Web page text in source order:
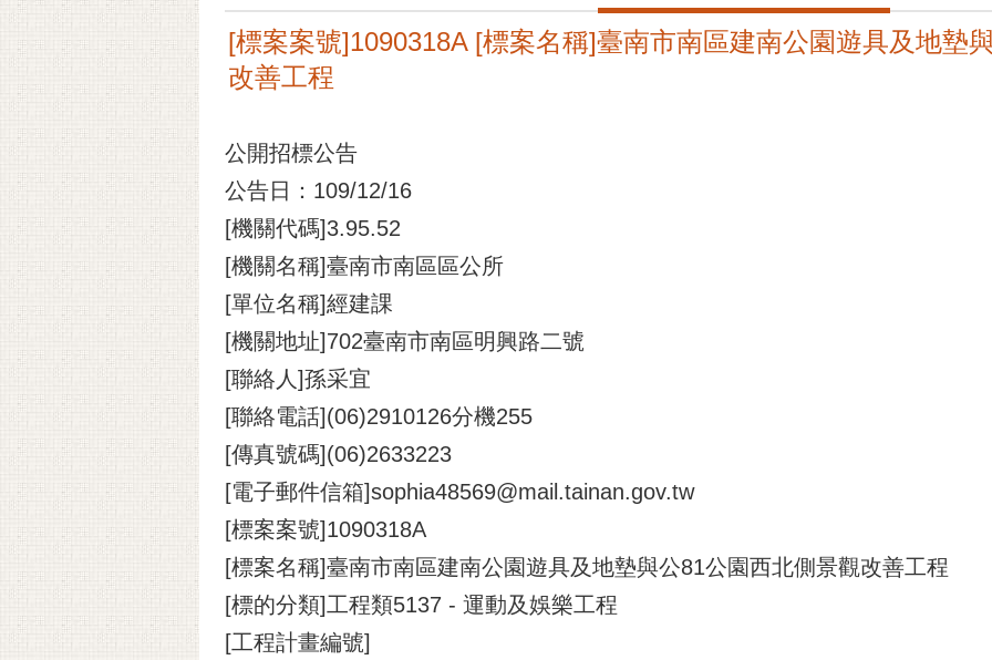
[標案案號]1090318A [標案名稱]臺南市南區建南公園遊具及地墊
改善工程
公開招標公告
公告日：109/12/16
[機關代碼]3.95.52
[機關名稱]臺南市南區區公所
[單位名稱]經建課
[機關地址]702臺南市南區明興路二號
[聯絡人]孫采宜
[聯絡電話](06)2910126分機255
[傳真號碼](06)2633223
[電子郵件信箱]sophia48569@mail.tainan.gov.tw
[標案案號]1090318A
[標案名稱]臺南市南區建南公園遊具及地墊與公81公園西北側景觀改善工程
[標的分類]工程類5137 - 運動及娛樂工程
[工程計畫編號]